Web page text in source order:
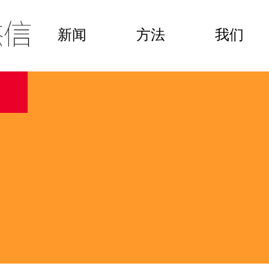
新闻 方法 我们